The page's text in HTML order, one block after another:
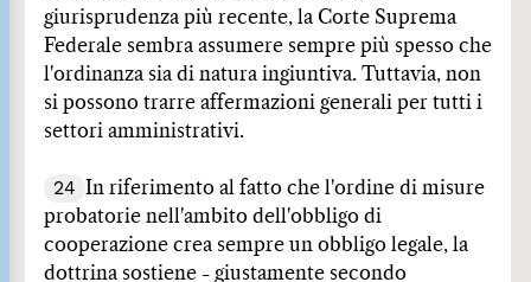
giurisprudenza più recente, la Corte Suprema
Federale sembra assumere sempre più spesso che
l'ordinanza sia di natura ingiuntiva. Tuttavia, non
si possono trarre affermazioni generali per tutti i
settori amministrativi.
24
In riferimento al fatto che l'ordine di misure
probatorie nell'ambito dell'obbligo di
cooperazione crea sempre un obbligo legale, la
dottrina sostiene - giustamente secondo